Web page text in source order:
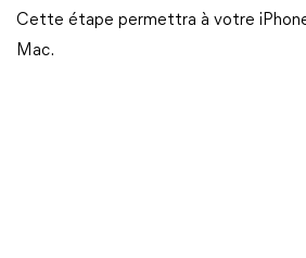
Cette étape permettra à votre
Mac.